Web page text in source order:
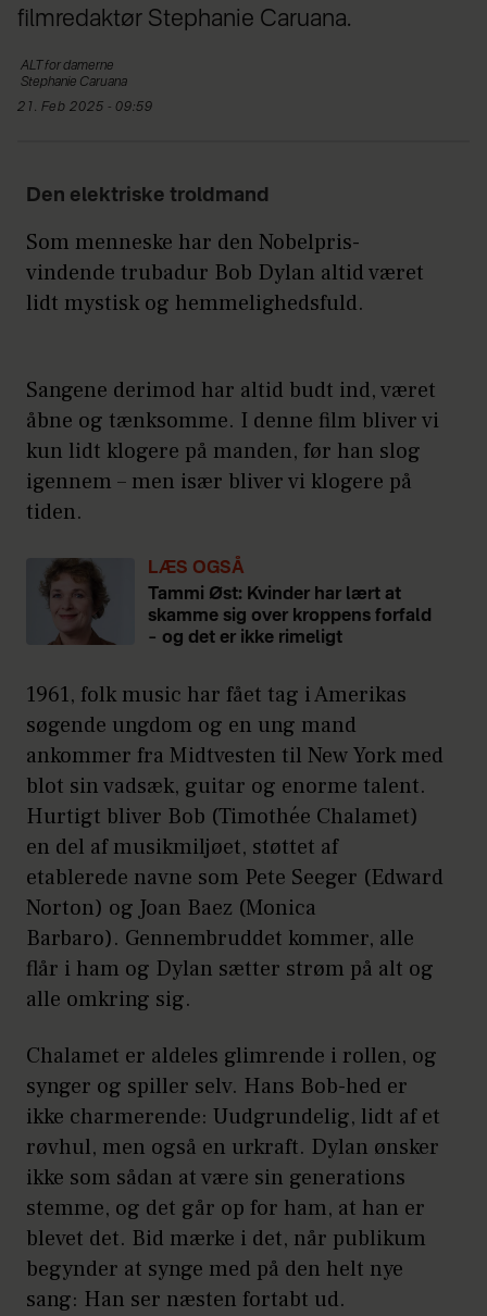
filmredaktør Stephanie Caruana.
ALT for damerne
Stephanie Caruana
21. Feb 2025 - 09:59
Den elektriske troldmand
Som menneske har den Nobelpris-
vindende trubadur Bob Dylan altid været
lidt mystisk og hemmelighedsfuld.
Sangene derimod har altid budt ind, været
åbne og tænksomme. I denne film bliver vi
kun lidt klogere på manden, før han slog
igennem – men især bliver vi klogere på
tiden.
LÆS OGSÅ
Tammi Øst: Kvinder har lært at
skamme sig over kroppens forfald
– og det er ikke rimeligt
1961, folk music har fået tag i Amerikas
søgende ungdom og en ung mand
ankommer fra Midtvesten til New York med
blot sin vadsæk, guitar og enorme talent.
Hurtigt bliver Bob (Timothée Chalamet)
en del af musikmiljøet, støttet af
etablerede navne som Pete Seeger (Edward
Norton) og Joan Baez (Monica
Barbaro). Gennembruddet kommer, alle
flår i ham og Dylan sætter strøm på alt og
alle omkring sig.
Chalamet er aldeles glimrende i rollen, og
synger og spiller selv. Hans Bob-hed er
ikke charmerende: Uudgrundelig, lidt af et
røvhul, men også en urkraft. Dylan ønsker
ikke som sådan at være sin generations
stemme, og det går op for ham, at han er
blevet det. Bid mærke i det, når publikum
begynder at synge med på den helt nye
sang: Han ser næsten fortabt ud.